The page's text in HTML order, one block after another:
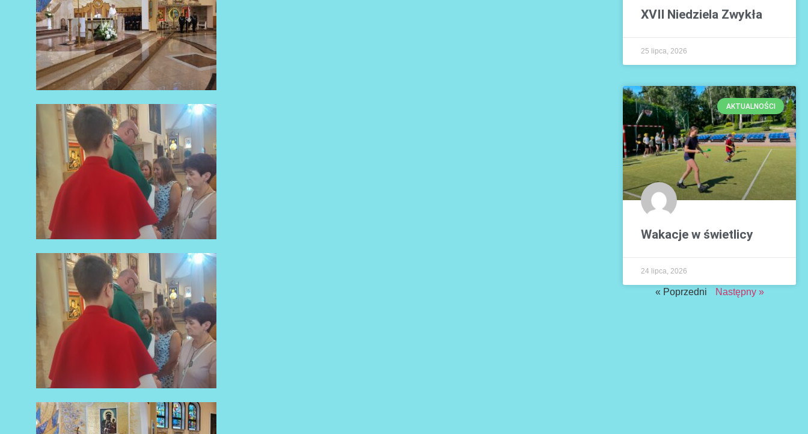
XVII Niedziela Zwykła
25 lipca, 2026
AKTUALNOŚCI
Wakacje w świetlicy
24 lipca, 2026
« Poprzedni Następny »